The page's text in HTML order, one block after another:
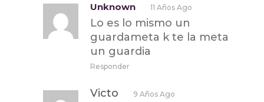
Unknown 11 Años Ago
Lo es lo mismo un
guardameta k te la meta
un guardia
Responder
Victo 9 Años Ago